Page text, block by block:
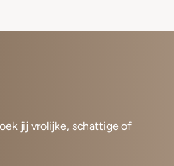
jij vrolijke, schattige of